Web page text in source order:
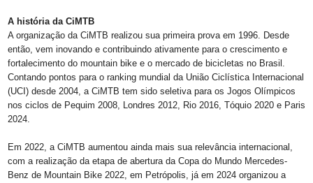
A história da CiMTB
A organização da CiMTB realizou sua primeira prova em 1996. Desde
então, vem inovando e contribuindo ativamente para o crescimento e
fortalecimento do mountain bike e o mercado de bicicletas no Brasil.
Contando pontos para o ranking mundial da União Ciclística Internacional
(UCI) desde 2004, a CiMTB tem sido seletiva para os Jogos Olímpicos
nos ciclos de Pequim 2008, Londres 2012, Rio 2016, Tóquio 2020 e Paris
2024.
Em 2022, a CiMTB aumentou ainda mais sua relevância internacional,
com a realização da etapa de abertura da Copa do Mundo Mercedes-
Benz de Mountain Bike 2022, em Petrópolis, já em 2024 organizou a